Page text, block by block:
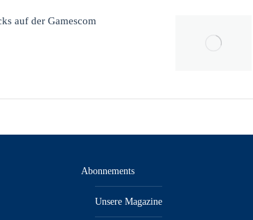
auf der Gamescom
Abonnements
Unsere Magazine